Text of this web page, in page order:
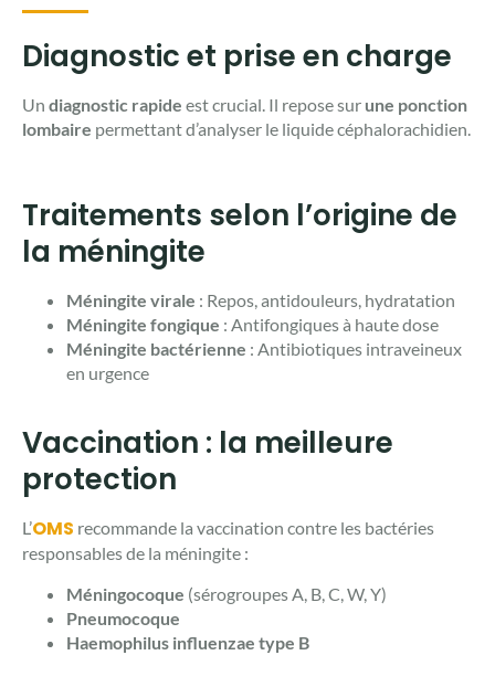
Diagnostic et prise en charge
Un diagnostic rapide est crucial. Il repose sur une ponction
lombaire permettant d’analyser le liquide céphalorachidien.
Traitements selon l’origine de
la méningite
Méningite virale : Repos, antidouleurs, hydratation
Méningite fongique : Antifongiques à haute dose
Méningite bactérienne : Antibiotiques intraveineux
en urgence
Vaccination : la meilleure
protection
L’OMS recommande la vaccination contre les bactéries
responsables de la méningite :
Méningocoque (sérogroupes A, B, C, W, Y)
Pneumocoque
Haemophilus influenzae type B